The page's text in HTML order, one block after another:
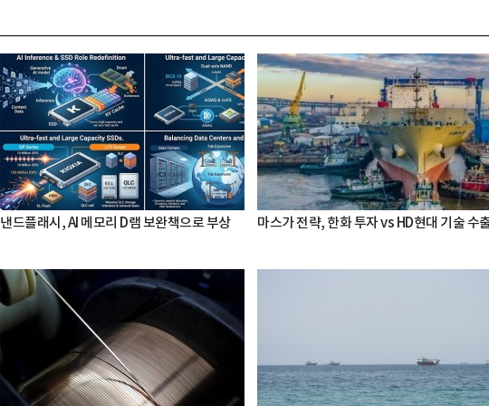
낸드플래시, AI 메모리 D램 보완책으로 부상 마스가 전략, 한화 투자 vs HD현대 기술 수